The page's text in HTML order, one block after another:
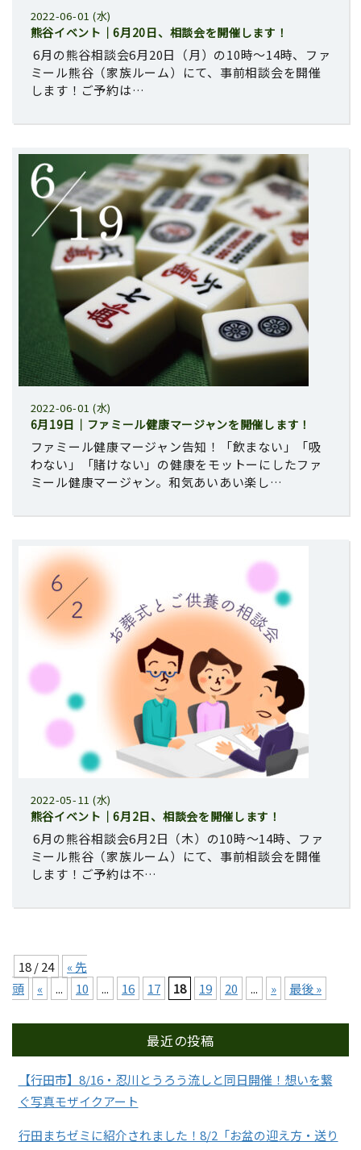
2022-06-01 (水)
熊谷イベント｜6月20日、相談会を開催します！
6月の熊谷相談会6月20日（月）の10時〜14時、ファ
ミール熊谷（家族ルーム）にて、事前相談会を開催
します！ご予約は…
2022-06-01 (水)
6月19日｜ファミール健康マージャンを開催します！
ファミール健康マージャン告知！「飲まない」「吸
わない」「賭けない」の健康をモットーにしたファ
ミール健康マージャン。和気あいあい楽し…
2022-05-11 (水)
熊谷イベント｜6月2日、相談会を開催します！
6月の熊谷相談会6月2日（木）の10時〜14時、ファ
ミール熊谷（家族ルーム）にて、事前相談会を開催
します！ご予約は不…
18 / 24
« 先
頭
« ... 10 ... 16 17 18 19 20 ... » 最後 »
最近の投稿
【行田市】8/16・忍川とうろう流しと同日開催！想いを繋
ぐ写真モザイクアート
行田まちゼミに紹介されました！8/2「お盆の迎え方・送り